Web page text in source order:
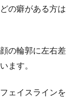
違反？
の引き始め、花粉症、
の癖がある方は
の輪郭に左右差
ます。
ェイスラインを